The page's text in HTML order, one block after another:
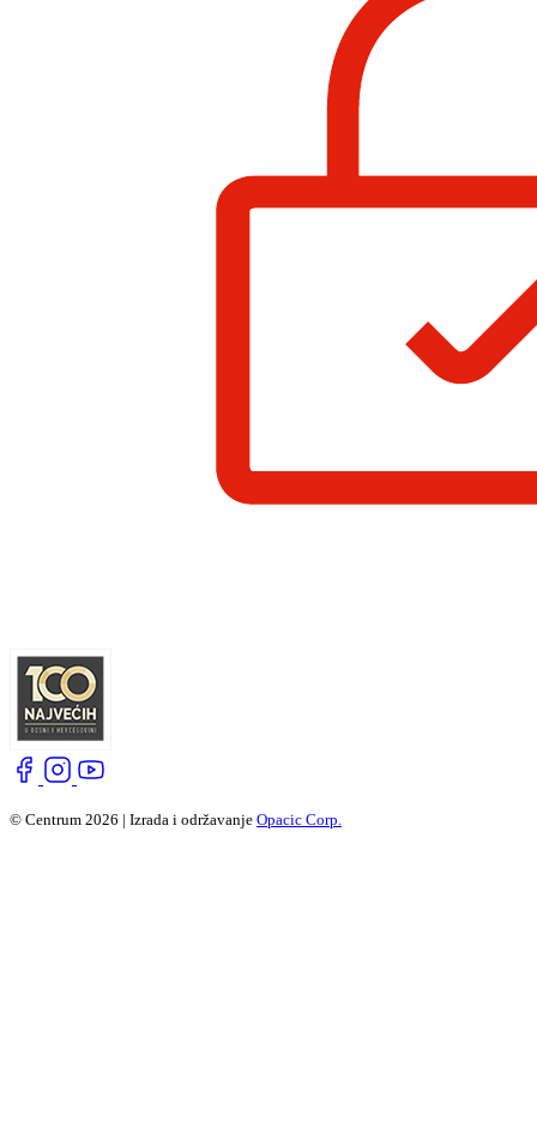
© Centrum 2026 | Izrada i održavanje Opacic Corp.